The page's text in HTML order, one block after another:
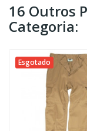
16 Outros
Categoria:
Esgotado